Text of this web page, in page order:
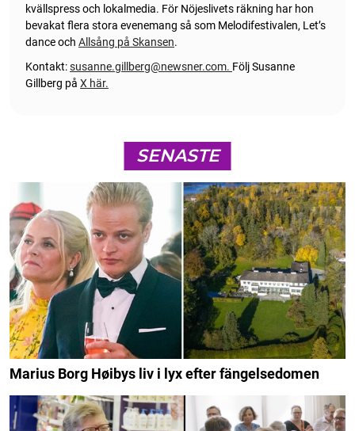
kvällspress och lokalmedia. För Nöjeslivets räkning har hon
bevakat flera stora evenemang så som Melodifestivalen, Let’s
dance och Allsång på Skansen.
Kontakt:susanne.gillberg@newsner.com. Följ Susanne
Gillberg på X här.
SENASTE
Marius Borg Høibys liv i lyx efter fängelsedomen